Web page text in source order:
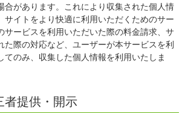
合があります。これにより収集された個人情
サイトをより快適に利用いただくためのサー
サービスを利用いただいた際の料金請求、サ
た際の対応など、ユーザーが本サービスを利
てのみ、収集した個人情報を利用いたしま
者提供・開示